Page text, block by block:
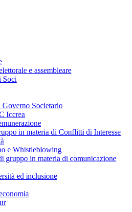
e assembleare
Soci
Societario
Iccrea
in materia di Conflitti di Interesse
e Whistleblowing
gruppo in materia di comunicazione
ed inclusione